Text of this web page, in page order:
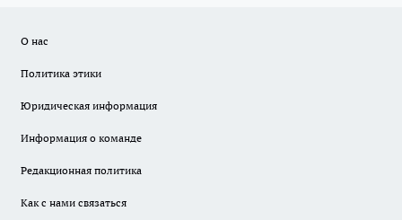
О нас
Политика этики
Юридическая информация
Информация о команде
Редакционная политика
Как с нами связаться